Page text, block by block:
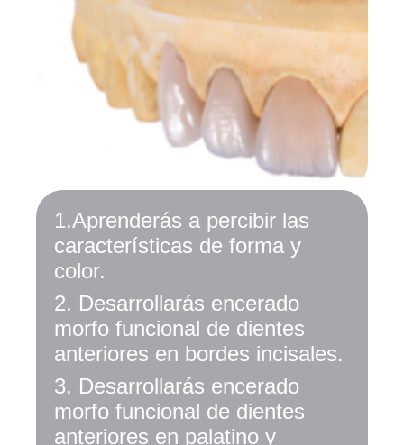
1.Aprenderás a percibir las
características de forma y
color.
2. Desarrollarás encerado
morfo funcional de dientes
anteriores en bordes incisales.
3. Desarrollarás encerado
morfo funcional de dientes
anteriores en palatino y